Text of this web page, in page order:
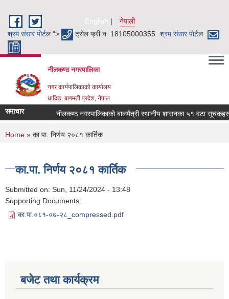
English
नेपाली
श्रम संसार पाेर्टल "> ट्रोल फ्री न. 18105000355 श्रम संसार पाेर्टल
नीलकण्ठ नगरपालिका
नगर कार्यपालिकाको कार्यालय
धादिङ, बागमती प्रदेश, नेपाल
समाचार नीलकण्ठ नगरपालिकाको बालमैत्री स्थानीय शासनका ५१ वटा सूचकहरु !
You are here
Home » का.पा. निर्णय २०८१ कार्तिक
का.पा. निर्णय २०८१ कार्तिक
Submitted on: Sun, 11/24/2024 - 13:48
Supporting Documents:
का.पा.०८१-०७-२८_compressed.pdf
बजेट तथा कार्यक्रम